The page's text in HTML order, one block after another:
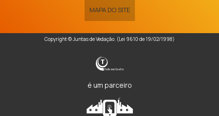
MAPA DO SITE
Copyright © Juntas de Vedação. (Lei 9610 de 19/02/1998)
é um parceiro